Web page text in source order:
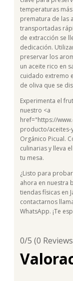
temperaturas
prematura de las
transportadas
de extracción se
dedicación.
preservar los
un aceite rico en
cuidado extremo
de oliva que se
Experimenta el
nuestro <a
href="https://
producto/aceites-
Orgánico Picual.
culinarias y lleva
tu mesa.
¿Listo para
ahora en nuestra
tiendas físicas en
contactarnos
WhatsApp. ¡Te
0/5 (0